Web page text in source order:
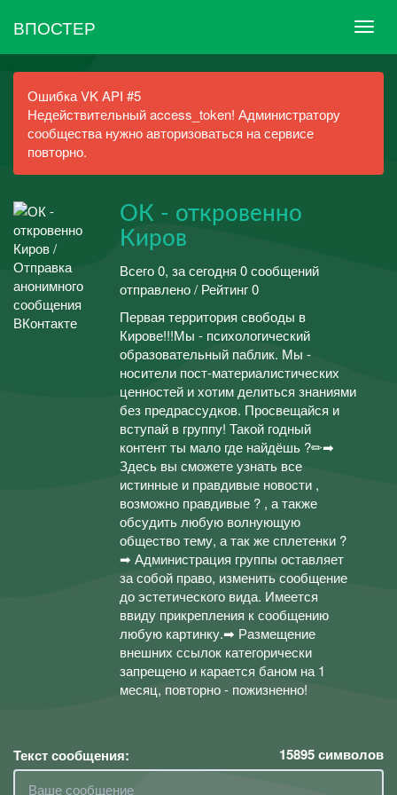
ВПОСТЕР
Ошибка VK API #5
Недействительный access_token! Администратору
сообщества нужно авторизоваться на сервисе
повторно.
ОК - откровенно
Киров
Всего 0, за сегодня 0 сообщений
отправлено / Рейтинг 0
Первая территория свободы в
Кирове!!!Мы - психологический
образовательный паблик. Мы -
носители пост-материалистических
ценностей и хотим делиться знаниями
без предрассудков. Просвещайся и
вступай в группу! Такой годный
контент ты мало где найдёшь ?✏➡
Здесь вы сможете узнать все
истинные и правдивые новости ,
возможно правдивые ? , а также
обсудить любую волнующую
общество тему, а так же сплетенки ?
➡ Администрация группы оставляет
за собой право, изменить сообщение
до эстетического вида. Имеется
ввиду прикрепления к сообщению
любую картинку.➡ Размещение
внешних ссылок категорически
запрещено и карается баном на 1
месяц, повторно - пожизненно!
Текст сообщения: 15895символов